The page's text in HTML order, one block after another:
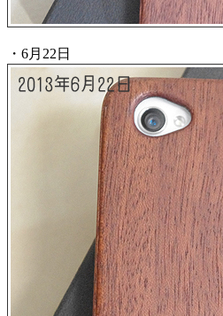
・6月22日